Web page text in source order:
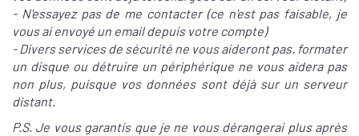
- N'essayez pas de me contacter (ce n'est pas faisable, je
vous ai envoyé un email depuis votre compte)
- Divers services de sécurité ne vous aideront pas. formater
un disque ou détruire un périphérique ne vous aidera pas
non plus, puisque vos données sont déjà sur un serveur
distant.
P.S. Je vous garantis que je ne vous dérangerai plus après